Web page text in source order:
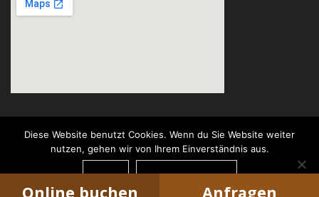
© Garni Hotel Rödelheimer Hof
Concept by
Institut für
Diese Website benutzt Cookies. Wenn du Sie Website weiter
nutzen, gehen wir von Ihrem Einverständnis aus.